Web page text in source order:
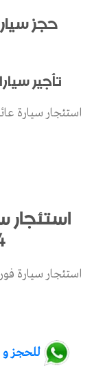
حجز
تأجير
استئجار سيارة
استئجار
استئجار سيارة فورد
للحجز